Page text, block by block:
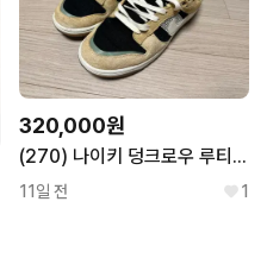
320,000원
(270) 나이키 덩크로우 루티드인피스
11일 전 1